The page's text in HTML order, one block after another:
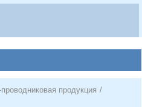
продукция /